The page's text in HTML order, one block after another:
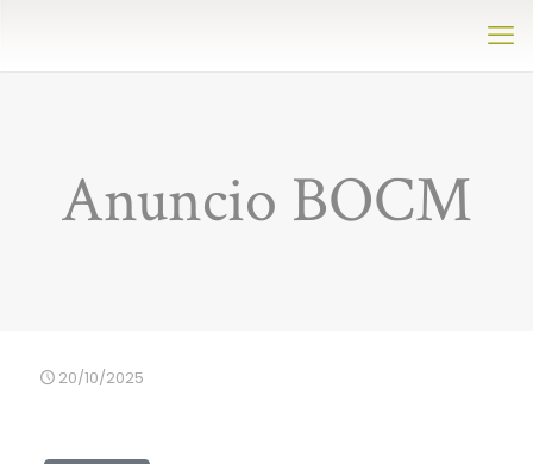
Anuncio BOCM
20/10/2025